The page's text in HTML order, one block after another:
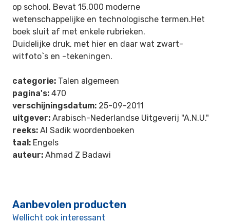
op school. Bevat 15.000 moderne
wetenschappelijke en technologische termen.Het
boek sluit af met enkele rubrieken.
Duidelijke druk, met hier en daar wat zwart-
witfoto`s en -tekeningen.
categorie: Talen algemeen
pagina's: 470
verschijningsdatum: 25-09-2011
uitgever: Arabisch-Nederlandse Uitgeverij "A.N.U."
reeks: Al Sadik woordenboeken
taal: Engels
auteur: Ahmad Z Badawi
Aanbevolen producten
Wellicht ook interessant